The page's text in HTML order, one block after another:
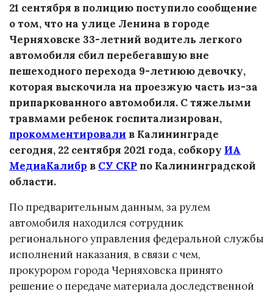
21 сентября в полицию поступило сообщение
о том, что на улице Ленина в городе
Черняховске 33-летний водитель легкого
автомобиля сбил перебегавшую вне
пешеходного перехода 9-летнюю девочку,
которая выскочила на проезжую часть из-за
припаркованного автомобиля. С тяжелыми
травмами ребенок госпитализирован,
прокомментировали в Калининграде
сегодня, 22 сентября 2021 года, собкору ИА
МедиаКалибр в СУ СКР по Калининградской
области.
По предварительным данным, за рулем
автомобиля находился сотрудник
регионального управления федеральной службы
исполнений наказания, в связи с чем,
прокурором города Черняховска принято
решение о передаче материала доследственной